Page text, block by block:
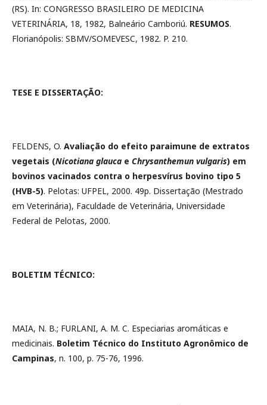
(RS). In: CONGRESSO BRASILEIRO DE MEDICINA
VETERINÁRIA, 18, 1982, Balneário Camboriú. RESUMOS.
Florianópolis: SBMV/SOMEVESC, 1982. P. 210.
TESE E DISSERTAÇÃO:
FELDENS, O. Avaliação do efeito paraimune de extratos
vegetais (Nicotiana glauca e Chrysanthemun vulgaris) em
bovinos vacinados contra o herpesvírus bovino tipo 5
(HVB-5). Pelotas: UFPEL, 2000. 49p. Dissertação (Mestrado
em Veterinária), Faculdade de Veterinária, Universidade
Federal de Pelotas, 2000.
BOLETIM TÉCNICO:
MAIA, N. B.; FURLANI, A. M. C. Especiarias aromáticas e
medicinais. Boletim Técnico do Instituto Agronômico de
Campinas, n. 100, p. 75-76, 1996.